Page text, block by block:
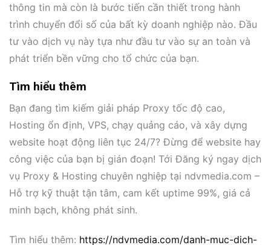
thông tin mà còn là bước tiến cần thiết trong hành
trình chuyển đổi số của bất kỳ doanh nghiệp nào. Đầu
tư vào dịch vụ này tựa như đầu tư vào sự an toàn và
phát triển bền vững cho tổ chức của bạn.
Tìm hiểu thêm
Bạn đang tìm kiếm giải pháp Proxy tốc độ cao,
Hosting ổn định, VPS, chạy quảng cáo, và xây dựng
website hoạt động liên tục 24/7? Đừng để website hay
công việc của bạn bị gián đoạn! Tới Đăng ký ngay dịch
vụ Proxy & Hosting chuyên nghiệp tại ndvmedia.com –
Hỗ trợ kỹ thuật tận tâm, cam kết uptime 99%, giá cả
minh bạch, không phát sinh.
Tìm hiểu thêm: https://ndvmedia.com/danh-muc-dich-